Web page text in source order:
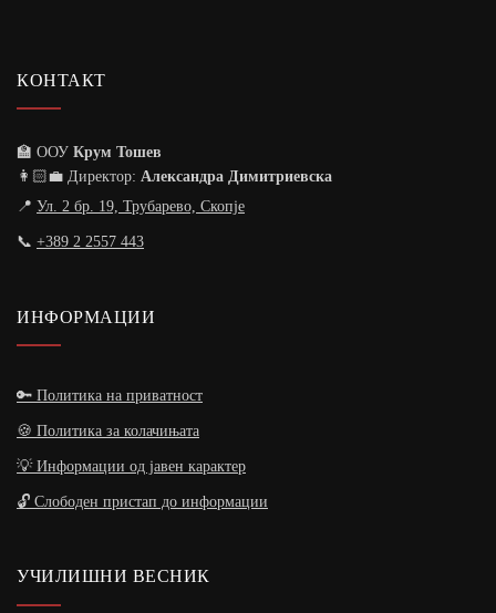
КОНТАКТ
🏫 ООУ Крум Тошев
👩🏻‍💼 Директор: Александра Димитриевска
📍 Ул. 2 бр. 19, Трубарево, Скопје
📞 +389 2 2557 443
ИНФОРМАЦИИ
🔑 Политика на приватност
🍪 Политика за колачињата
💡 Информации од јавен карактер
🔓 Слободен пристап до информации
УЧИЛИШНИ ВЕСНИК